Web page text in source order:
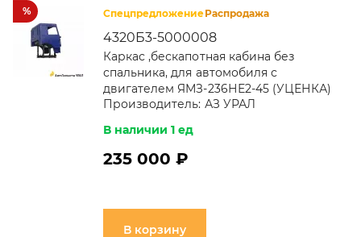
% СпецпредложениеРаспродажа
4320Б3-5000008
Каркас ,бескапотная кабина без
спальника, для автомобиля с
двигателем ЯМЗ-236НЕ2-45 (УЦЕНКА)
Производитель: АЗ УРАЛ
В наличии 1 ед
235 000 ₽
В корзину